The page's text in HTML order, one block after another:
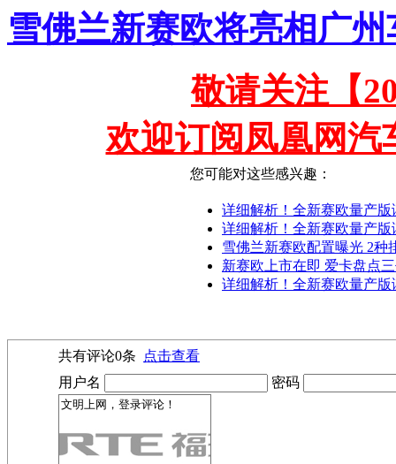
雪佛兰新赛欧将亮相广州
敬请关注【
欢迎订阅凤凰网汽
您可能对这些感兴趣：
详细解析！全新赛欧量产版
详细解析！全新赛欧量产版
雪佛兰新赛欧配置曝光 2种
新赛欧上市在即 爱卡盘点
详细解析！全新赛欧量产版
共有评论0条
点击查看
用户名
密码